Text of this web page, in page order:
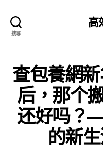
搜尋
高
查包養網
后，那个
还好吗？
的新